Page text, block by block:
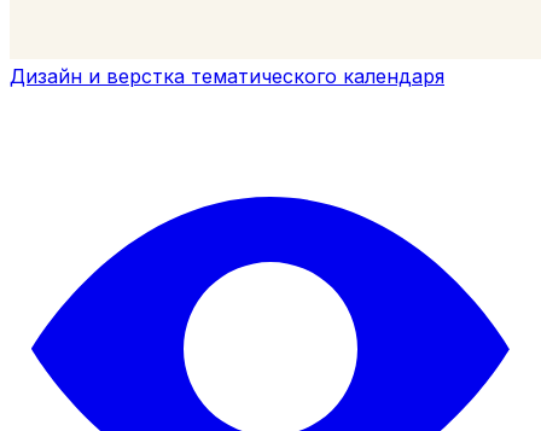
Дизайн и верстка тематического календаря